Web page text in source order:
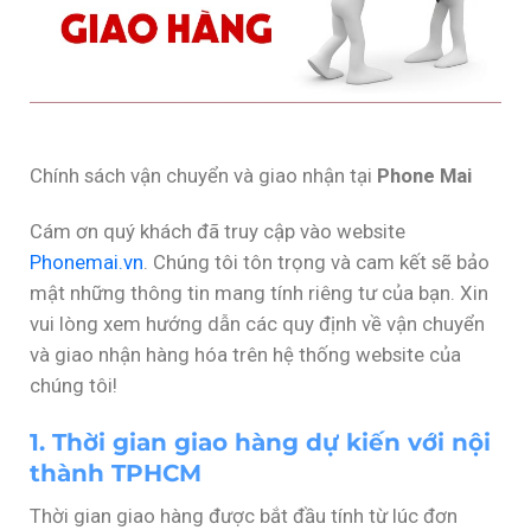
Chính sách vận chuyển và giao nhận tại Phone Mai
Cám ơn quý khách đã truy cập vào website
Phonemai.vn. Chúng tôi tôn trọng và cam kết sẽ bảo
mật những thông tin mang tính riêng tư của bạn. Xin
vui lòng xem hướng dẫn các quy định về vận chuyển
và giao nhận hàng hóa trên hệ thống website của
chúng tôi!
1. Thời gian giao hàng dự kiến với nội
thành TPHCM
Thời gian giao hàng được bắt đầu tính từ lúc đơn